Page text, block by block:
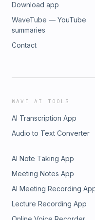
Download app
WaveTube — YouTube
summaries
Contact
WAVE AI TOOLS
AI Transcription App
Audio to Text Converter
AI Note Taking App
Meeting Notes App
AI Meeting Recording
Lecture Recording App